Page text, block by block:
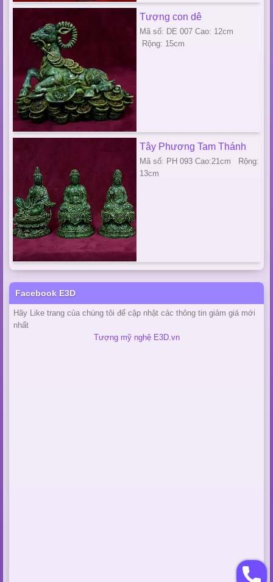
Tượng con dê
Mã số: DE 007 Cao: 12cm
Rộng: 15cm
Tây Phương Tam Thánh
Mã số: PH 093 Cao:21cm Rộng:
13cm
Facebook E3D
Hãy Like trang của chúng tôi để cập nhật các thông tin giảm giá mới
nhất
Tượng mỹ nghệ E3D.vn